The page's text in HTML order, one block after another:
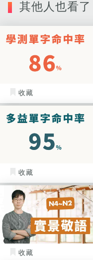
其他人也看了
收藏
收藏
收藏